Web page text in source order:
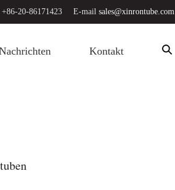
20-86171423 E-mail sales@xinrontube.com
Kontakt